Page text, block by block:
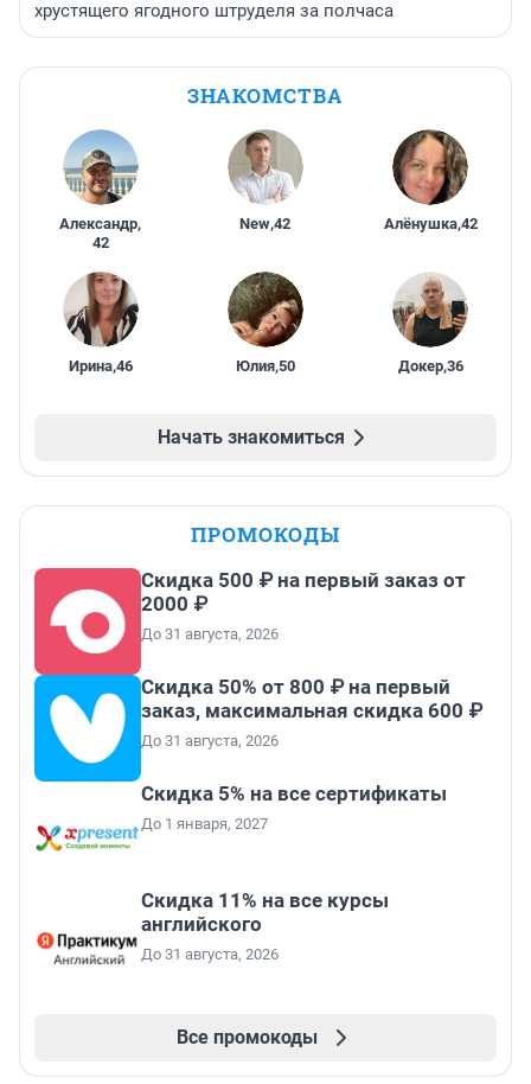
хрустящего ягодного штруделя за полчаса
ЗНАКОМСТВА
Александр,
42
New,42 Алёнушка,42
Ирина,46 Юлия,50 Докер,36
Начать знакомиться
ПРОМОКОДЫ
Скидка 500 ₽ на первый заказ от
2000 ₽
До 31 августа, 2026
Скидка 50% от 800 ₽ на первый
заказ, максимальная скидка 600 ₽
До 31 августа, 2026
Скидка 5% на все сертификаты
До 1 января, 2027
Скидка 11% на все курсы
английского
До 31 августа, 2026
Все промокоды